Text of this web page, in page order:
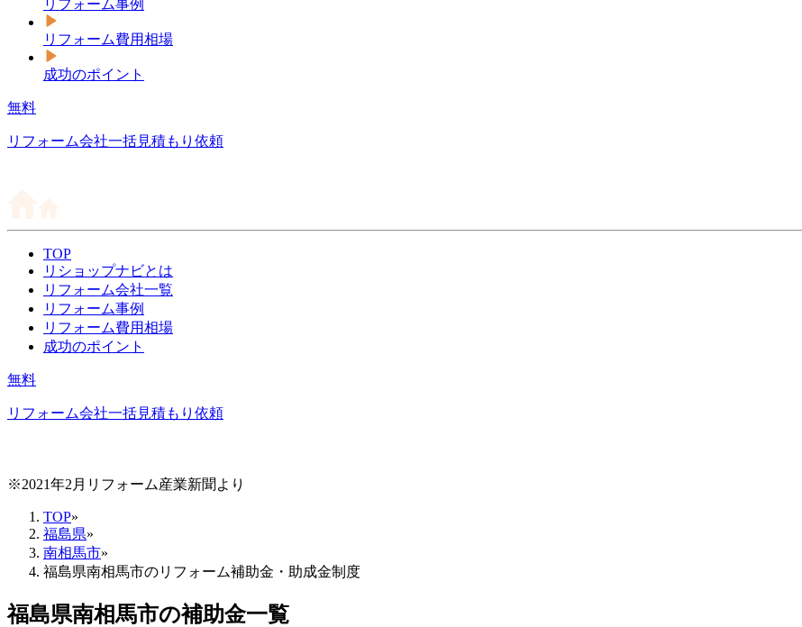
リフォーム事例
リフォーム費用相場
成功のポイント
無料
リフォーム会社一括見積もり依頼
TOP
リショップナビとは
リフォーム会社一覧
リフォーム事例
リフォーム費用相場
成功のポイント
無料
リフォーム会社一括見積もり依頼
※2021年2月リフォーム産業新聞より
TOP»
福島県»
南相馬市»
福島県南相馬市のリフォーム補助金・助成金制度
福島県南相馬市の補助金一覧